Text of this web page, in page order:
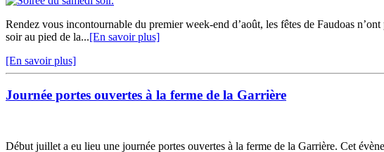
Rendez vous incontournable du premier week-end d’août, les fêtes de Faudoas
soir au pied de la...[En savoir plus]
[En savoir plus]
Journée portes ouvertes à la ferme de la Garrière
Début juillet a eu lieu une journée portes ouvertes à la ferme de la Garrière. Cet